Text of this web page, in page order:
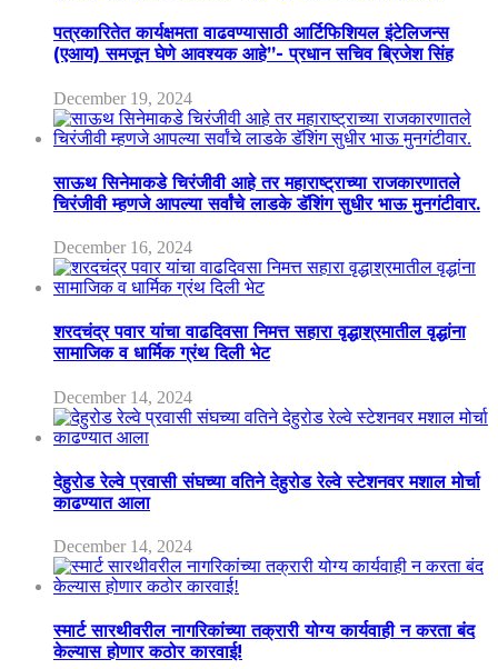
पत्रकारितेत कार्यक्षमता वाढवण्यासाठी आर्टिफिशियल इंटेलिजन्स
(एआय) समजून घेणे आवश्यक आहे”- प्रधान सचिव ब्रिजेश सिंह
December 19, 2024
साऊथ सिनेमाकडे चिरंजीवी आहे तर महाराष्ट्राच्या राजकारणातले
चिरंजीवी म्हणजे आपल्या सर्वांचे लाडके डॅशिंग सुधीर भाऊ मुनगंटीवार.
December 16, 2024
शरदचंद्र पवार यांचा वाढदिवसा निमत्त सहारा वृद्धाश्रमातील वृद्धांना
सामाजिक व धार्मिक ग्रंथ दिली भेट
December 14, 2024
देहुरोड रेल्वे प्रवासी संघच्या वतिने देहुरोड रेल्वे स्टेशनवर मशाल मोर्चा
काढण्यात आला
December 14, 2024
स्मार्ट सारथीवरील नागरिकांच्या तक्रारी योग्य कार्यवाही न करता बंद
केल्यास होणार कठोर कारवाई!